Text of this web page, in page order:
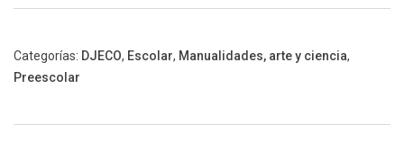
Categorías: DJECO, Escolar, Manualidades, arte y ciencia,
Preescolar